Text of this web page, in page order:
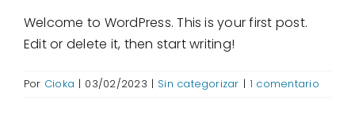
Welcome to WordPress. This is your first post.
Edit or delete it, then start writing!
Por Cioka | 03/02/2023 | Sin categorizar | 1 comentario